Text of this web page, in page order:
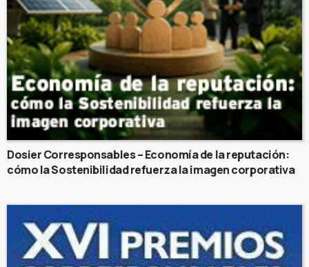
Dosier Corresponsables – Economía de la reputación:
cómo la Sostenibilidad refuerza la imagen corporativa